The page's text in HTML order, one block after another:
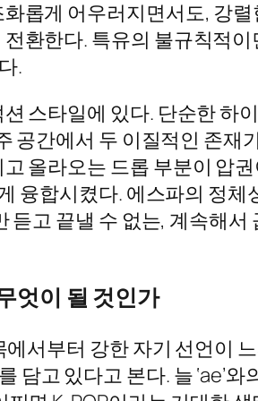
롭게 어우러지면서도, 강
환한다. 특유의 불규칙적
.
스타일에 있다. 단순한 하
공간에서 두 이질적인 존
올라오는 드롭 부분이 압
융합시켰다. 에스파의 정
고 끝낼 수 없는, 계속해서
엇이 될 것인가
서부터 강한 자기 선언이
고 있다고 본다. 늘 ‘ae’